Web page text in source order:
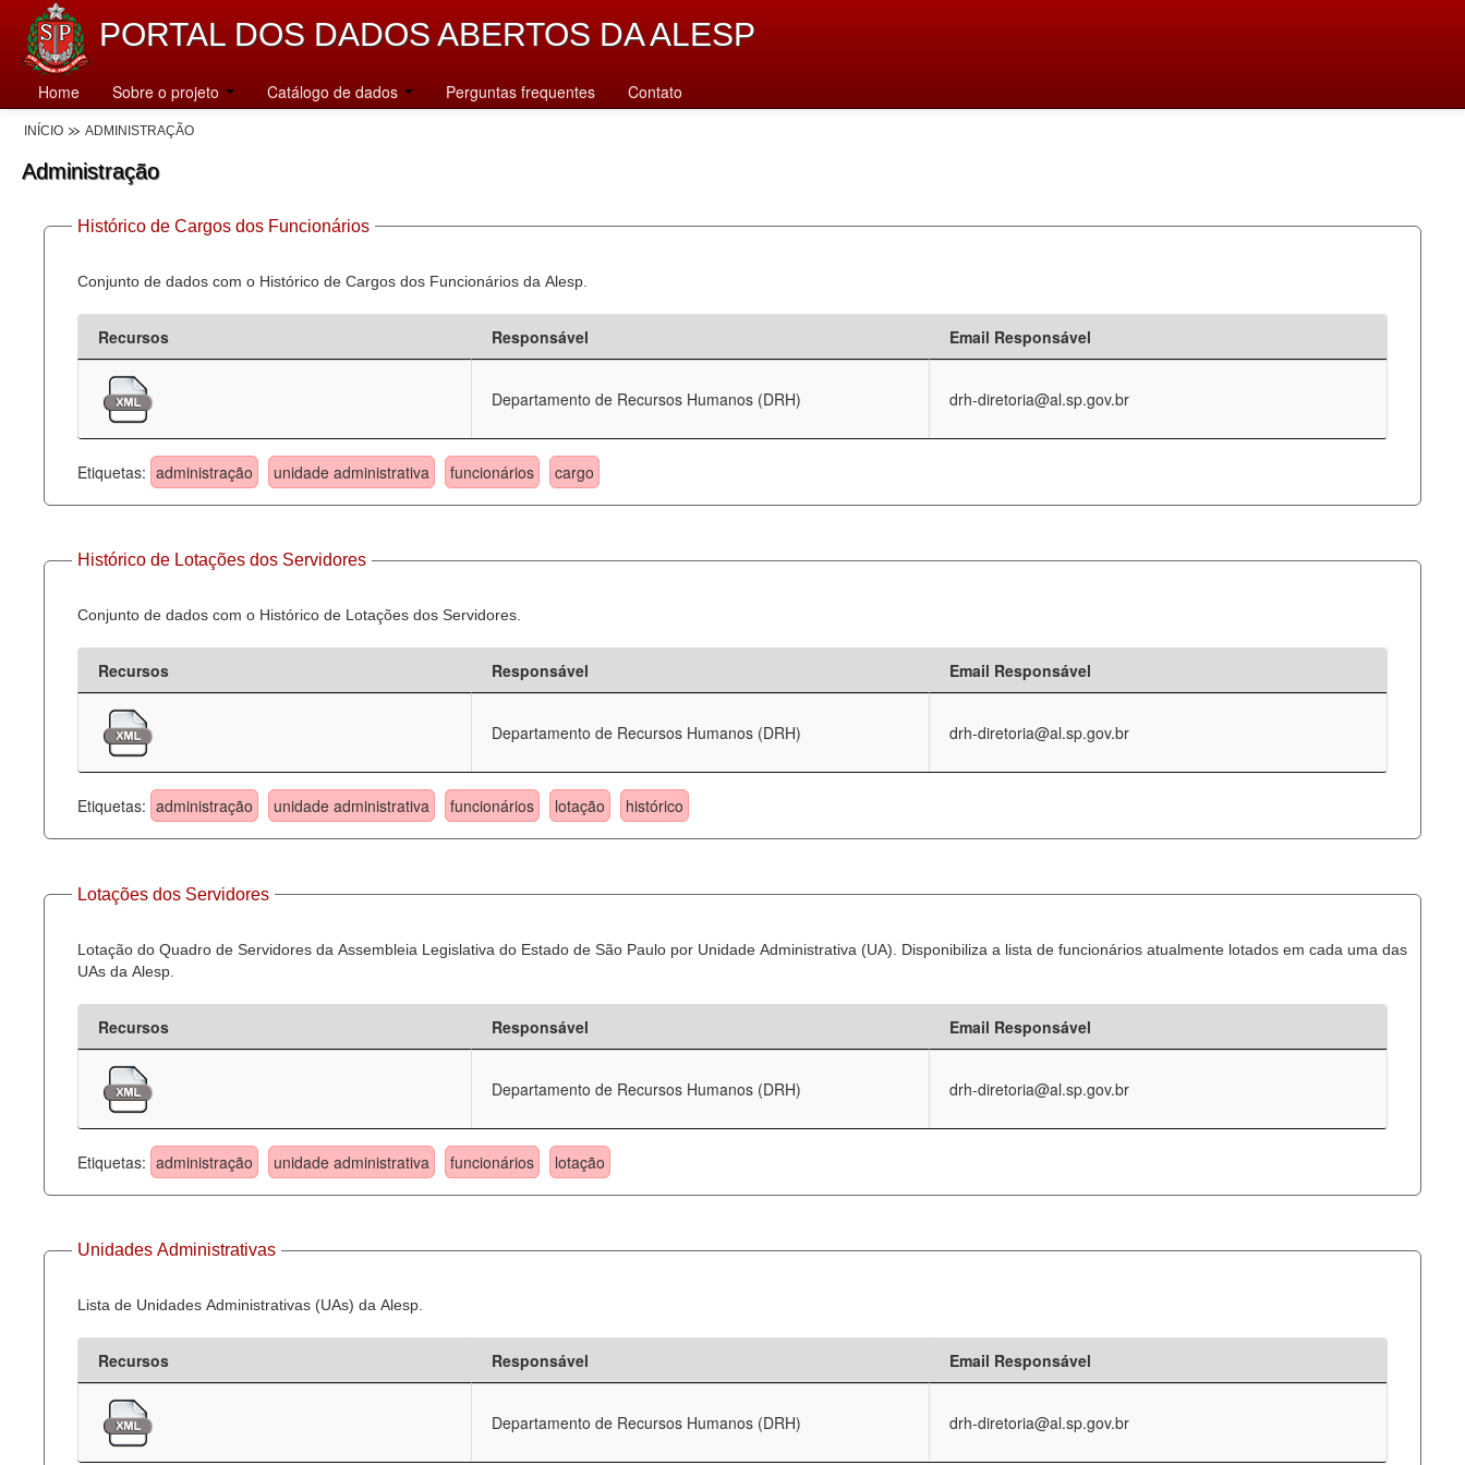
PORTAL DOS DADOS ABERTOS DA ALESP
Home Sobre o projeto Catálogo de dados Perguntas frequentes Contato
INÍCIO ADMINISTRAÇÃO
Administração
Histórico de Cargos dos Funcionários
Conjunto de dados com o Histórico de Cargos dos Funcionários da Alesp.
Recursos Responsável Email Responsável
Departamento de Recursos Humanos (DRH) drh-diretoria@al.sp.gov.br
Etiquetas: administração unidade administrativa funcionários cargo
Histórico de Lotações dos Servidores
Conjunto de dados com o Histórico de Lotações dos Servidores.
Recursos Responsável Email Responsável
Departamento de Recursos Humanos (DRH) drh-diretoria@al.sp.gov.br
Etiquetas: administração unidade administrativa funcionários lotação histórico
Lotações dos Servidores
Lotação do Quadro de Servidores da Assembleia Legislativa do Estado de São Paulo por Unidade Administrativa (UA). Disponibiliza a lista de funcionários atualmente lotados em cada uma das
UAs da Alesp.
Recursos Responsável Email Responsável
Departamento de Recursos Humanos (DRH) drh-diretoria@al.sp.gov.br
Etiquetas: administração unidade administrativa funcionários lotação
Unidades Administrativas
Lista de Unidades Administrativas (UAs) da Alesp.
Recursos Responsável Email Responsável
Departamento de Recursos Humanos (DRH) drh-diretoria@al.sp.gov.br